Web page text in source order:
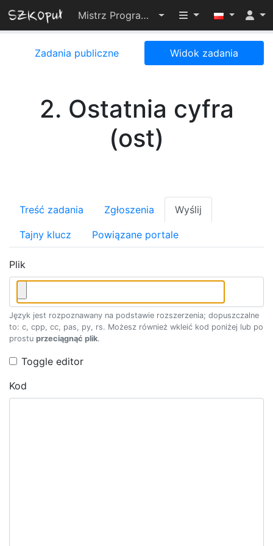
Mistrz Programowania 2024 Przełącz
Zadania publiczne Widok zadania
2. Ostatnia cyfra
(ost)
Treść zadania Zgłoszenia Wyślij
Tajny klucz Powiązane portale
Plik
Język jest rozpoznawany na podstawie rozszerzenia; dopuszczalne
to: c, cpp, cc, pas, py, rs. Możesz również wkleić kod poniżej lub po
prostu przeciągnąć plik.
Toggle editor
Kod